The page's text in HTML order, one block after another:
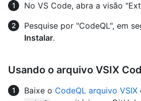
No VS Code, abra a visão
Pesquise por "CodeQL", em
Instalar.
Usando o arquivo VSIX
Baixe o CodeQL arquivo VSIX